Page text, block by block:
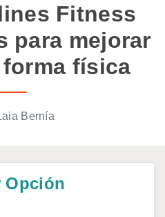
Fitness
para mejorar
física
Bernía
Opción